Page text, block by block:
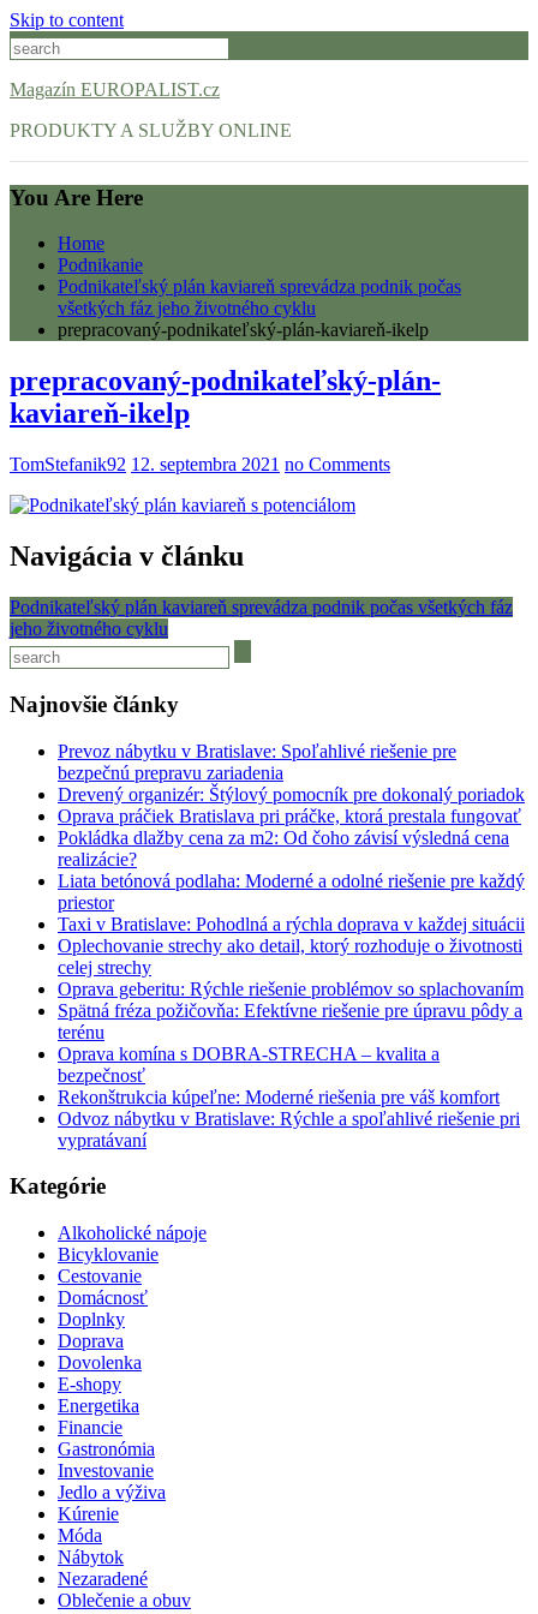
Skip to content
Magazín EUROPALIST.cz
PRODUKTY A SLUŽBY ONLINE
You Are Here
Home
Podnikanie
Podnikateľský plán kaviareň sprevádza podnik počas
všetkých fáz jeho životného cyklu
prepracovaný-podnikateľský-plán-kaviareň-ikelp
prepracovaný-podnikateľský-plán-
kaviareň-ikelp
TomStefanik92 12. septembra 2021 no Comments
Navigácia v článku
Podnikateľský plán kaviareň sprevádza podnik počas všetkých fáz
jeho životného cyklu
Najnovšie články
Prevoz nábytku v Bratislave: Spoľahlivé riešenie pre
bezpečnú prepravu zariadenia
Drevený organizér: Štýlový pomocník pre dokonalý poriadok
Oprava práčiek Bratislava pri práčke, ktorá prestala fungovať
Pokládka dlažby cena za m2: Od čoho závisí výsledná cena
realizácie?
Liata betónová podlaha: Moderné a odolné riešenie pre každý
priestor
Taxi v Bratislave: Pohodlná a rýchla doprava v každej situácii
Oplechovanie strechy ako detail, ktorý rozhoduje o životnosti
celej strechy
Oprava geberitu: Rýchle riešenie problémov so splachovaním
Spätná fréza požičovňa: Efektívne riešenie pre úpravu pôdy a
terénu
Oprava komína s DOBRA-STRECHA – kvalita a
bezpečnosť
Rekonštrukcia kúpeľne: Moderné riešenia pre váš komfort
Odvoz nábytku v Bratislave: Rýchle a spoľahlivé riešenie pri
vypratávaní
Kategórie
Alkoholické nápoje
Bicyklovanie
Cestovanie
Domácnosť
Doplnky
Doprava
Dovolenka
E-shopy
Energetika
Financie
Gastronómia
Investovanie
Jedlo a výživa
Kúrenie
Móda
Nábytok
Nezaradené
Oblečenie a obuv